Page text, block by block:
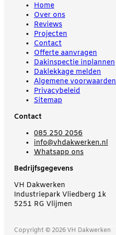
Home
Over ons
Reviews
Projecten
Contact
Offerte aanvragen
Dakinspectie inplannen
Daklekkage melden
Algemene voorwaarden
Privacybeleid
Sitemap
Contact
085 250 2056
info@vhdakwerken.nl
Whatsapp ons
Bedrijfsgegevens
VH Dakwerken
Industriepark Vliedberg 1k
5251 RG Vlijmen
Copyright © 2026 VH Dakwerken